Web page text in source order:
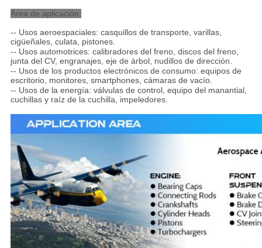
Área de aplicación:
-- Usos aeroespaciales: casquillos de transporte, varillas,
cigüeñales, culata, pistones.
-- Usos automotrices: calibradores del freno, discos del freno,
junta del CV, engranajes, eje de árbol, nudillos de dirección.
-- Usos de los productos electrónicos de consumo: equipos de
escritorio, monitores, smartphones, cámaras de vacío.
-- Usos de la energía: válvulas de control, equipo del manantial,
cuchillas y raíz de la cuchilla, impeledores.